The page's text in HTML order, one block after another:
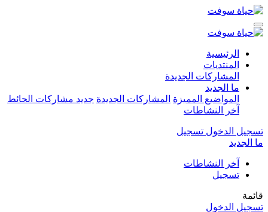
الرئيسية
المنتديات
المشاركات الجديدة
ما الجديد
المواضيع المميزة المشاركات الجديدة جديد مشاركات الحائط
آخر النشاطات
تسجيل الدخول تسجيل
ما الجديد
آخر النشاطات
تسجيل
قائمة
تسجيل الدخول